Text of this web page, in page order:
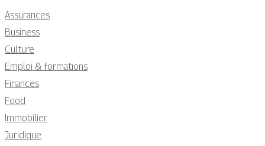
Assurances
Business
Culture
Emploi & formations
Finances
Food
Immobilier
Juridique